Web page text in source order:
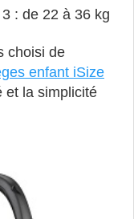
: de 22 à 36 kg
choisi de
enfant iSize
et la simplicité